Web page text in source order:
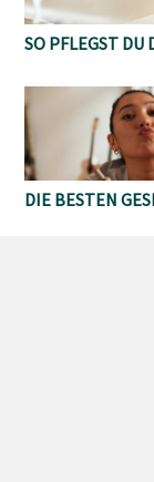
SO PFLEGST DU
DIE BESTEN